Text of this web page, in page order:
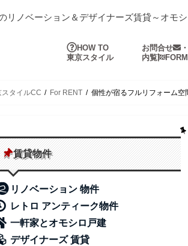
リノベーション＆デザイナーズ賃貸～オモ
HOW TO
東京スタイル
お問合せ
・
内覧
FORM
タイルCC For RENT 個性が宿るフルリフォーム空
賃貸物件
リノベーション 物件
レトロ アンティーク物件
一軒家とオモシロ戸建
デザイナーズ 賃貸